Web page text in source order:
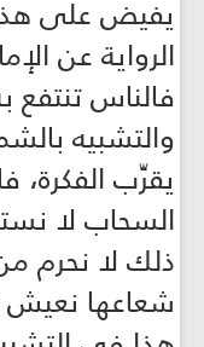
يفيض على هذه
الرواية عن
فالناس تنتفع
والتشبيه
يقرِّب
السحاب لا
ذلك لا نحرم
شعاعها نعيش